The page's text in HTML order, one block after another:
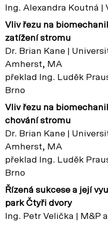
Ing. Alexandra Koutná |
Vliv řezu na
zatížení stromu
Dr. Brian Kane |
Amherst, MA
překlad Ing. Luděk
Brno
Vliv řezu na
chování stromu
Dr. Brian Kane |
Amherst, MA
překlad Ing. Luděk
Brno
Řízená sukcese a její
park Čtyři dvory
Ing. Petr Velička | M&P